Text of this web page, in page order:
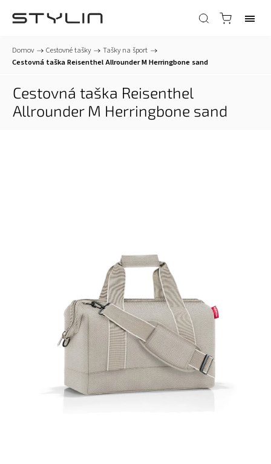
Domov / Cestovné tašky / Tašky na šport /
Cestovná taška Reisenthel Allrounder M Herringbone sand
Cestovná taška Reisenthel
Allrounder M Herringbone sand